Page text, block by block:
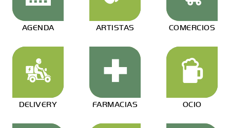
AGENDA ARTISTAS COMERCIOS
DELIVERY FARMACIAS OCIO